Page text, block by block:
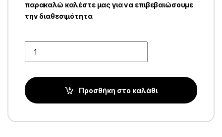
παρακαλώ καλέστε μας για να επιβεβαιώσουμε
την διαθεσιμότητα
Προσθήκη στο καλάθι